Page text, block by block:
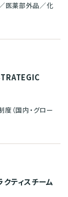
医薬部外品／化
度（国内・グロー
クティスチーム